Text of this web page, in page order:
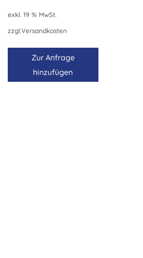
exkl. 19 % MwSt.
zzgl.Versandkosten
Zur Anfrage
hinzufügen